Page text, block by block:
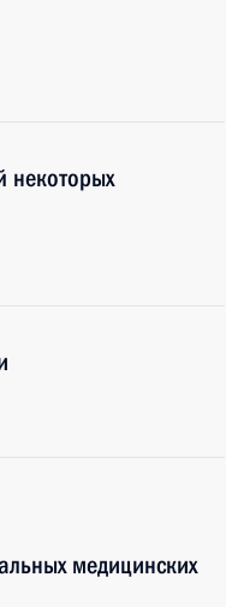
некоторых
медицинских